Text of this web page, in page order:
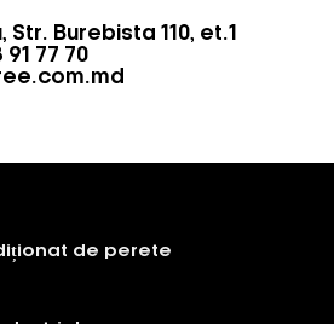
Str. Burebista 110, et.1
91 77 70
de perete